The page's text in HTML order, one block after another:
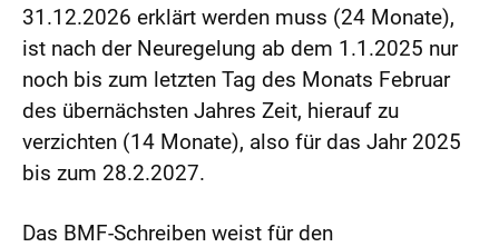
31.12.2026 erklärt werden muss (24 Monate),
ist nach der Neuregelung ab dem 1.1.2025 nur
noch bis zum letzten Tag des Monats Februar
des übernächsten Jahres Zeit, hierauf zu
verzichten (14 Monate), also für das Jahr 2025
bis zum 28.2.2027.
Das BMF-Schreiben weist für den